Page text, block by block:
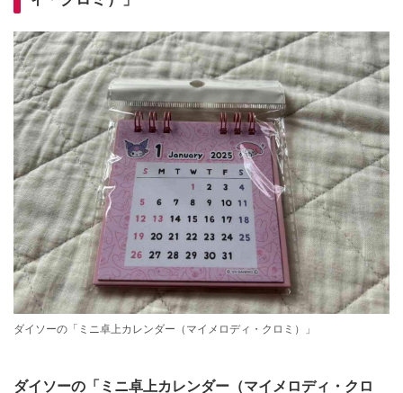
ダイソーの「ミニ卓上カレンダー（マイメロディ・クロミ）」
ダイソーの「ミニ卓上カレンダー（マイメロディ・クロ